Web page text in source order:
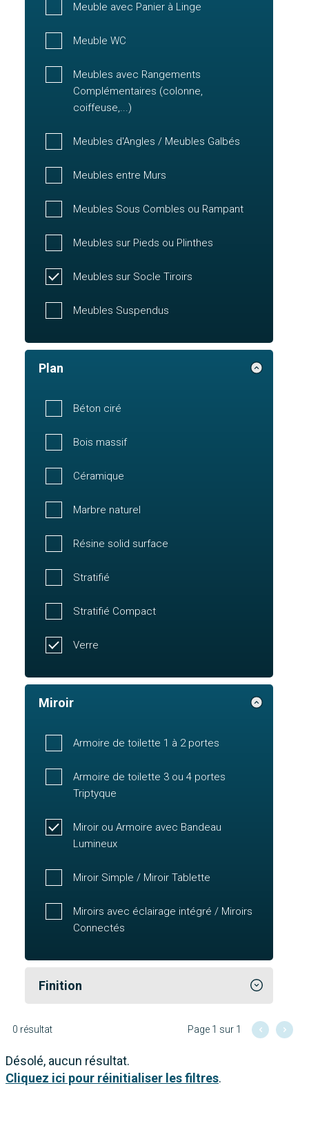
Meuble avec Panier à Linge
Meuble WC
Meubles avec Rangements
Complémentaires (colonne,
coiffeuse,...)
Meubles d'Angles / Meubles Galbés
Meubles entre Murs
Meubles Sous Combles ou Rampant
Meubles sur Pieds ou Plinthes
Meubles sur Socle Tiroirs
Meubles Suspendus
Plan
Béton ciré
Bois massif
Céramique
Marbre naturel
Résine solid surface
Stratifié
Stratifié Compact
Verre
Miroir
Armoire de toilette 1 à 2 portes
Armoire de toilette 3 ou 4 portes
Triptyque
Miroir ou Armoire avec Bandeau
Lumineux
Miroir Simple / Miroir Tablette
Miroirs avec éclairage intégré / Miroirs
Connectés
Finition
0 résultat Page 1 sur 1
Désolé, aucun résultat.
Cliquez ici pour réinitialiser les filtres.